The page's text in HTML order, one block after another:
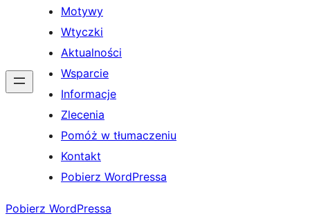
Motywy
Wtyczki
Aktualności
Wsparcie
Informacje
Zlecenia
Pomóż w tłumaczeniu
Kontakt
Pobierz WordPressa
Pobierz WordPressa